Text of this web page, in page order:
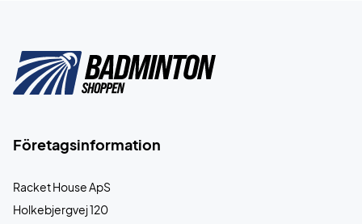
Företagsinformation
Racket House ApS
Holkebjergvej 120